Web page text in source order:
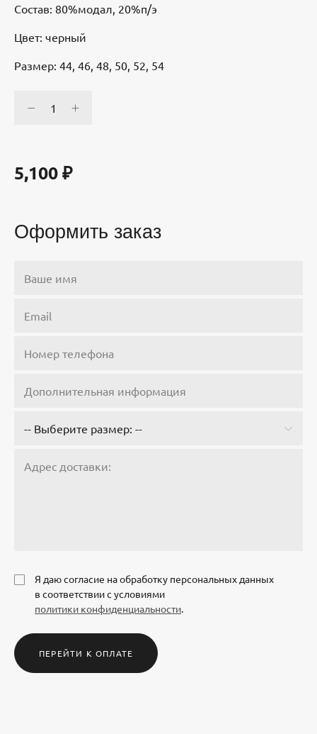
Состав: 80%модал, 20%п/э
Цвет: черный
Размер: 44, 46, 48, 50, 52, 54
5,100₽
Оформить заказ
Я даю согласие на обработку персональных данных
в соответствии с условиями
политики конфиденциальности.
ПЕРЕЙТИ К ОПЛАТЕ